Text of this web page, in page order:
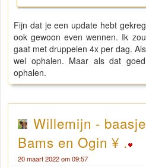
Fijn dat je een update hebt
ook gewoon even wennen. Ik
gaat met druppelen 4x per dag.
wel ophalen. Maar als dat
ophalen.
Willemijn -
Bams en Ogin ¥ .
20 maart 2022 om 09:57